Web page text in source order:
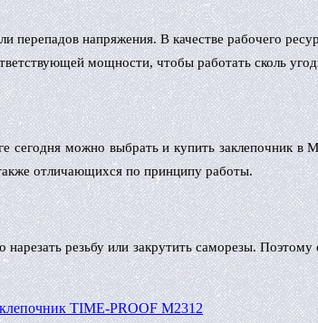
перепадов напряжения. В качестве рабочего
мощности, чтобы работать сколь
можно выбрать и купить заклепочник в
отличающихся по принципу работы.
резьбу или закрутить саморезы.